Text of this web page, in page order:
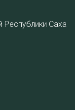
Республики Саха